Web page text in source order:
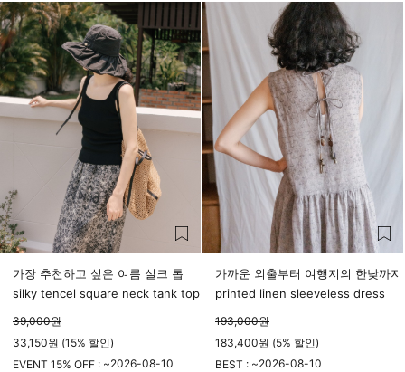
가장 추천하고 싶은 여름 실크 톱
silky tencel square neck tank top
39,000원
33,150원 (15% 할인)
EVENT 15% OFF : ~2026-08-10
가까운 외출부터 여행지의 한낮까지
printed linen sleeveless dress
193,000원
183,400원 (5% 할인)
BEST : ~2026-08-10